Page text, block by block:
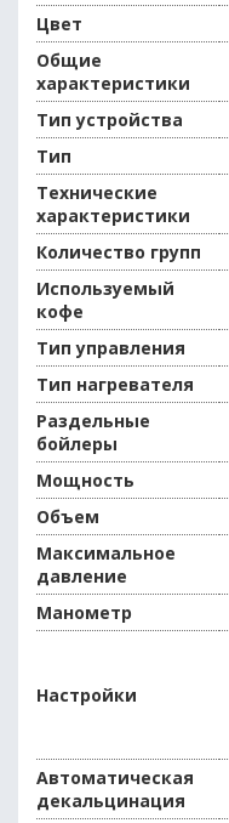
Цвет
Общие
характеристики
Тип устройства
Тип
Технические
характеристики
Количество групп
Используемый
кофе
Тип управления
Тип нагревателя
Раздельные
бойлеры
Мощность
Объем
Максимальное
давление
Манометр
Настройки
Автоматическая
декальцинация